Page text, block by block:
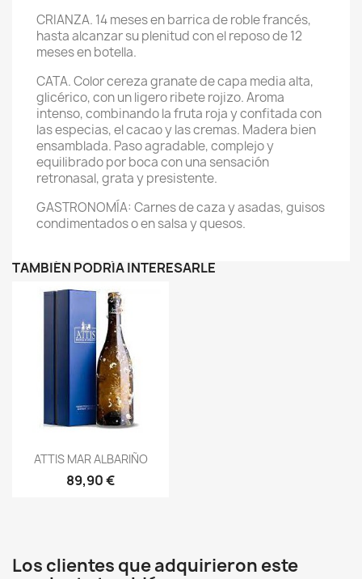
CRIANZA. 14 meses en barrica de roble francés,
hasta alcanzar su plenitud con el reposo de 12
meses en botella.
CATA. Color cereza granate de capa media alta,
glicérico, con un ligero ribete rojizo. Aroma
intenso, combinando la fruta roja y confitada con
las especias, el cacao y las cremas. Madera bien
ensamblada. Paso agradable, complejo y
equilibrado por boca con una sensación
retronasal, grata y presistente.
GASTRONOMÍA: Carnes de caza y asadas, guisos
condimentados o en salsa y quesos.
TAMBIÉN PODRÍA INTERESARLE
Vista rápida
ATTIS MAR ALBARIÑO
89,90 €
Los clientes que adquirieron este